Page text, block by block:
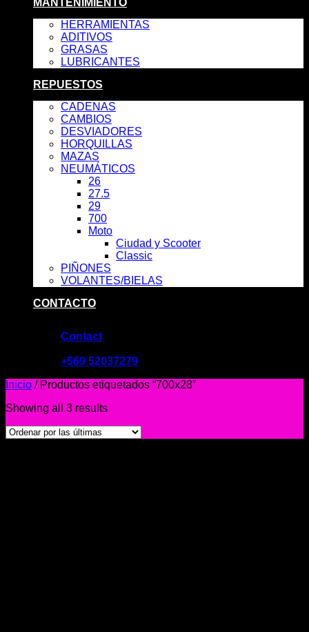
MANTENIMIENTO
HERRAMIENTAS
ADITIVOS
GRASAS
LUBRICANTES
REPUESTOS
CADENAS
CAMBIOS
DESVIADORES
HORQUILLAS
MAZAS
NEUMÁTICOS
26
27.5
29
700
Moto
Ciudad y Scooter
Classic
PIÑONES
VOLANTES/BIELAS
CONTACTO
Contact
+569 52037279
Inicio /Productos etiquetados “700x28”
Showing all 3 results